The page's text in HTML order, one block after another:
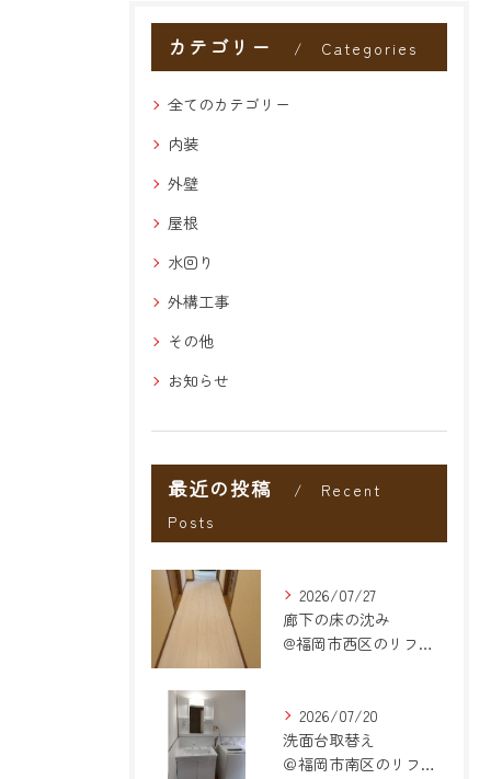
カテゴリー Categories
全てのカテゴリー
内装
外壁
屋根
水回り
外構工事
その他
お知らせ
最近の投稿
Recent
Posts
2026/07/27
廊下の床の沈み
@福岡市西区のリフォーム
2026/07/20
洗面台取替え
＠福岡市南区のリフォーム